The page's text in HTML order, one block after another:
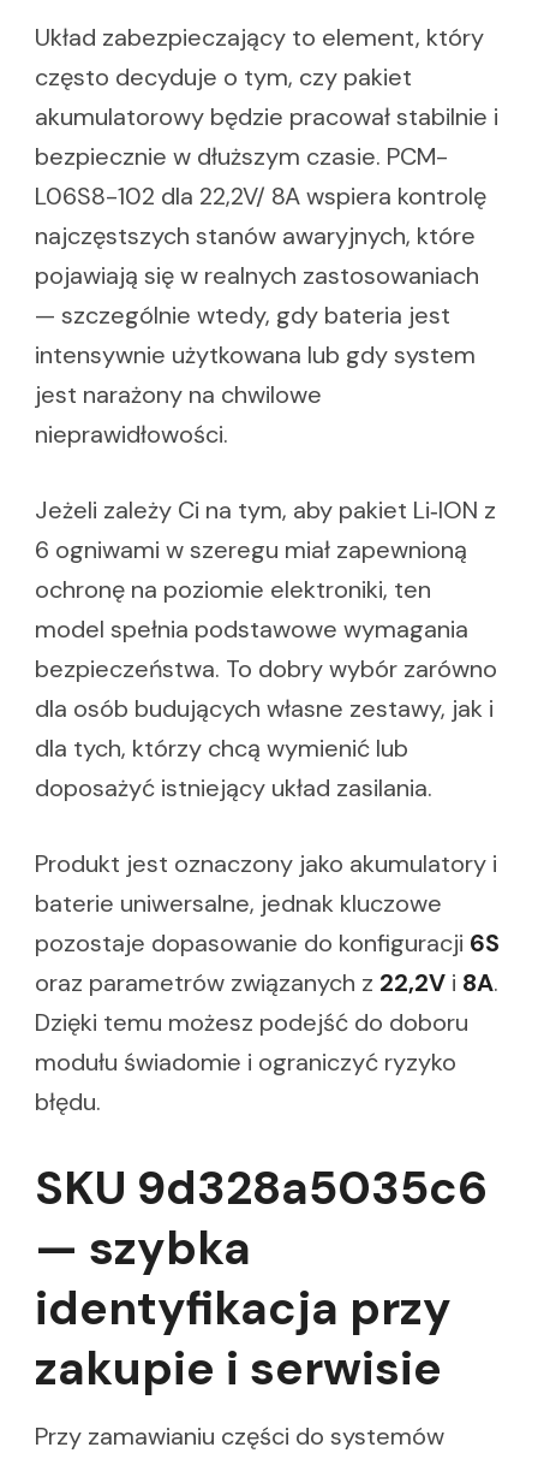
Układ zabezpieczający to element, który
często decyduje o tym, czy pakiet
akumulatorowy będzie pracował stabilnie i
bezpiecznie w dłuższym czasie. PCM-
L06S8-102 dla 22,2V/ 8A wspiera kontrolę
najczęstszych stanów awaryjnych, które
pojawiają się w realnych zastosowaniach
— szczególnie wtedy, gdy bateria jest
intensywnie użytkowana lub gdy system
jest narażony na chwilowe
nieprawidłowości.
Jeżeli zależy Ci na tym, aby pakiet Li‑ION z
6 ogniwami w szeregu miał zapewnioną
ochronę na poziomie elektroniki, ten
model spełnia podstawowe wymagania
bezpieczeństwa. To dobry wybór zarówno
dla osób budujących własne zestawy, jak i
dla tych, którzy chcą wymienić lub
doposażyć istniejący układ zasilania.
Produkt jest oznaczony jako akumulatory i
baterie uniwersalne, jednak kluczowe
pozostaje dopasowanie do konfiguracji 6S
oraz parametrów związanych z 22,2V i 8A.
Dzięki temu możesz podejść do doboru
modułu świadomie i ograniczyć ryzyko
błędu.
SKU 9d328a5035c6
— szybka
identyfikacja przy
zakupie i serwisie
Przy zamawianiu części do systemów